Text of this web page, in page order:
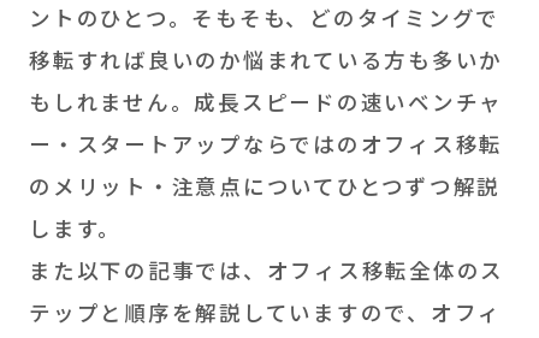
ントのひとつ。そもそも、どのタイミングで
移転すれば良いのか悩まれている方も多いか
もしれません。成長スピードの速いベンチャ
ー・スタートアップならではのオフィス移転
のメリット・注意点についてひとつずつ解説
します。
また以下の記事では、オフィス移転全体のス
テップと順序を解説していますので、オフィ